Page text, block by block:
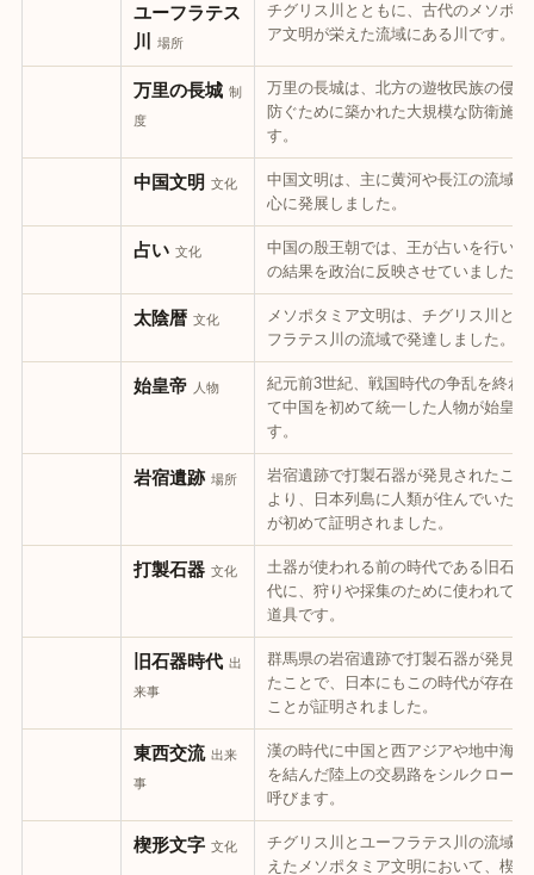
ユーフラテス
川
場所
チグリス川とともに、古代のメソポタ
ア文明が栄えた流域にある川です。
万里の長城 制
度
万里の長城は、北方の遊牧民族の侵入
防ぐために築かれた大規模な防衛施設
す。
中国文明 文化
中国文明は、主に黄河や長江の流域を
心に発展しました。
占い 文化
中国の殷王朝では、王が占いを行い、
の結果を政治に反映させていました。
太陰暦 文化
メソポタミア文明は、チグリス川とユ
フラテス川の流域で発達しました。
始皇帝 人物
紀元前3世紀、戦国時代の争乱を終わ
て中国を初めて統一した人物が始皇帝
す。
岩宿遺跡 場所
岩宿遺跡で打製石器が発見されたこと
より、日本列島に人類が住んでいたこ
が初めて証明されました。
打製石器 文化
土器が使われる前の時代である旧石器
代に、狩りや採集のために使われてい
道具です。
旧石器時代 出
来事
群馬県の岩宿遺跡で打製石器が発見さ
たことで、日本にもこの時代が存在し
ことが証明されました。
東西交流 出来
事
漢の時代に中国と西アジアや地中海地
を結んだ陸上の交易路をシルクロード
呼びます。
楔形文字 文化
チグリス川とユーフラテス川の流域で
えたメソポタミア文明において、楔形